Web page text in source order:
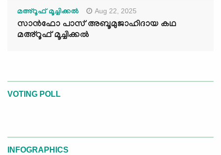
മഅ്റൂഫ് മൂച്ചിക്കല്‍ Aug 22, 2025
സാൻഫോ പാസ് അബൂമുജാഹിദായ കഥ
മഅ്റൂഫ് മൂച്ചിക്കല്‍
VOTING POLL
INFOGRAPHICS